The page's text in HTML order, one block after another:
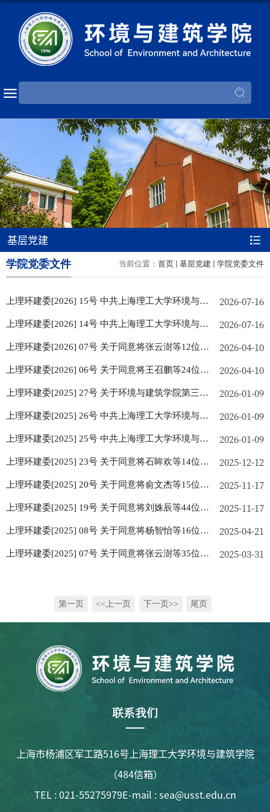
基层党建
当前位置： 首页 基层党建 学院党委文件
学院党委文件
上理环建委[2026] 15号 中共上海理工大学环境与建
筑学院委员会关于批准预备党员的通知
2026-07-16
上理环建委[2026] 14号 中共上海理工大学环境与建
筑学院委员会关于批准预备党员转正的通知
2026-07-16
上理环建委[2026] 07号 关于同意将张云澍等12位同
志确定为发展对象的批复
2026-04-10
上理环建委[2026] 06号 关于同意将王召鹏等24位同
志确定为入党积极分子的批复
2026-04-10
上理环建委[2025] 27号 关于环境与建筑学院第三届
党委委员分工的通知
2026-01-09
上理环建委[2025] 26号 中共上海理工大学环境与建
筑学院委员会关于批准预备党员转正的通知
2026-01-09
上理环建委[2025] 25号 中共上海理工大学环境与建
筑学院委员会关于批准预备党员的通知
2026-01-09
上理环建委[2025] 23号 关于同意将石眸欢等14位同
志确定为入党积极分子的批复
2025-12-12
上理环建委[2025] 20号 关于同意将俞文杰等15位同
志确定为发展对象的批复
2025-11-17
上理环建委[2025] 19号 关于同意将刘姝辰等44位同
志确定为入党积极分子的批复
2025-11-17
上理环建委[2025] 08号 关于同意将杨智怡等16位同
志确定为发展对象的批复
2025-04-21
上理环建委[2025] 07号 关于同意将张云澍等35位同 2025-03-31
第一页 <<上一页 下一页>> 尾页
联系我们
上海市杨浦区军工路516号上海理工大学环境与建筑学院
（484信箱）
TEL : 021-55275979E-mail : sea@usst.edu.cn